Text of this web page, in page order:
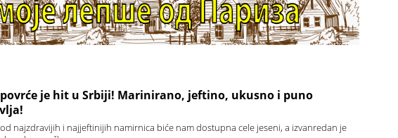
je hit u Srbiji! Marinirano, jeftino, ukusno i puno
od najzdravijih i najjeftinijih namirnica biće nam dostupna cele jeseni, a izvanredan je